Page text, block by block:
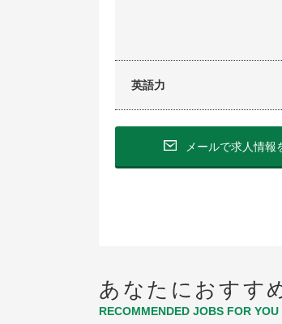
英語力
メールで求人情報
あなたにおすす
RECOMMENDED JOBS FOR YOU